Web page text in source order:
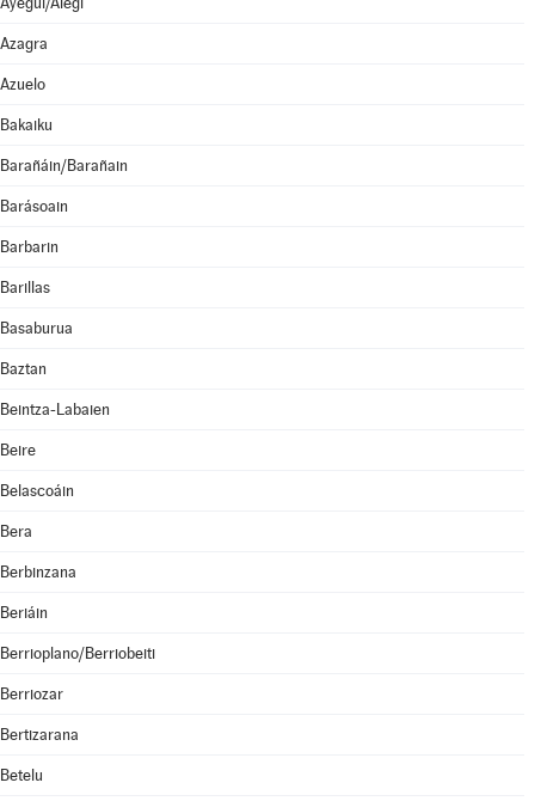
Azagra
Azuelo
Bakaiku
Barañáin/Barañain
Barásoain
Barbarin
Barillas
Basaburua
Baztan
Beintza-Labaien
Beire
Belascoáin
Bera
Berbinzana
Beriáin
Berrioplano/Berriobeiti
Berriozar
Bertizarana
Betelu